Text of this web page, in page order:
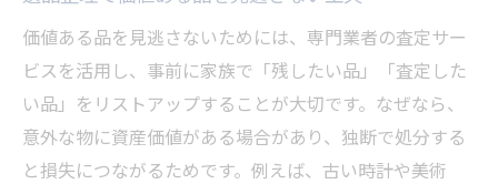
価値ある品を見逃さないためには、専門業者の査定サー
ビスを活用し、事前に家族で「残したい品」「査定した
い品」をリストアップすることが大切です。なぜなら、
意外な物に資産価値がある場合があり、独断で処分する
と損失につながるためです。例えば、古い時計や美術